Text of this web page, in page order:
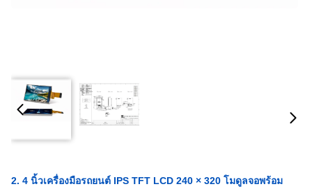
2. 4 นิ้วเครื่องมือรถยนต์ IPS TFT LCD 240 × 320 โมดูลจอพร้อม